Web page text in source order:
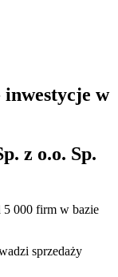
inwestycje w
z o.o. Sp.
5 000 firm w bazie
sprzedaży